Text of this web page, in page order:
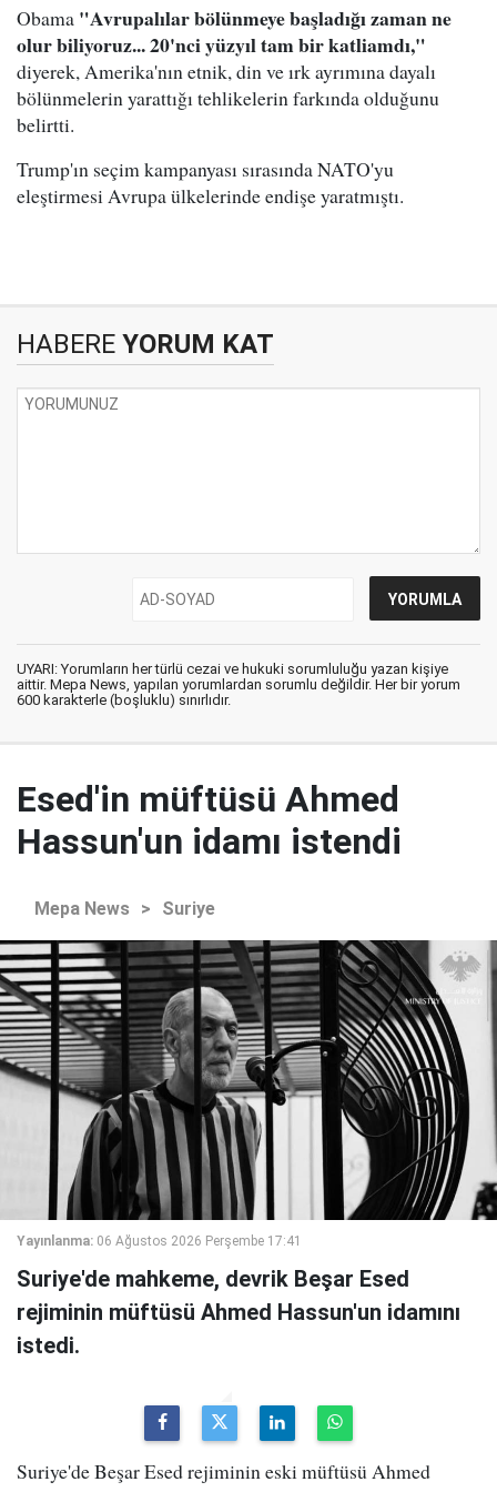
Obama "Avrupalılar bölünmeye başladığı zaman ne
olur biliyoruz... 20'nci yüzyıl tam bir katliamdı,"
diyerek, Amerika'nın etnik, din ve ırk ayrımına dayalı
bölünmelerin yarattığı tehlikelerin farkında olduğunu
belirtti.
Trump'ın seçim kampanyası sırasında NATO'yu
eleştirmesi Avrupa ülkelerinde endişe yaratmıştı.
HABERE YORUM KAT
UYARI: Yorumların her türlü cezai ve hukuki sorumluluğu yazan kişiye
aittir. Mepa News, yapılan yorumlardan sorumlu değildir. Her bir yorum
600 karakterle (boşluklu) sınırlıdır.
Esed'in müftüsü Ahmed
Hassun'un idamı istendi
Mepa News > Suriye
Yayınlanma: 06 Ağustos 2026 Perşembe 17:41
Suriye'de mahkeme, devrik Beşar Esed
rejiminin müftüsü Ahmed Hassun'un idamını
istedi.
Suriye'de Beşar Esed rejiminin eski müftüsü Ahmed